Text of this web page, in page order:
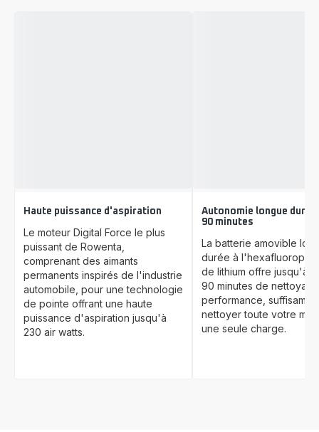
Haute puissance d'aspiration
Le moteur Digital Force le plus
puissant de Rowenta,
comprenant des aimants
permanents inspirés de l'industrie
automobile, pour une technologie
de pointe offrant une haute
puissance d'aspiration jusqu'à
230 air watts.
Autonomie longue
90 minutes
La batterie amovible
durée à
de lithium offre jusqu'à
90 minutes de
performance,
nettoyer toute votre
une seule charge.